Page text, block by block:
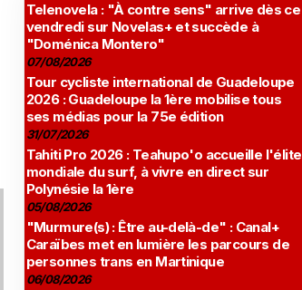
Telenovela : "À contre sens" arrive dès ce
vendredi sur Novelas+ et succède à
"Doménica Montero"
07/08/2026
Tour cycliste international de Guadeloupe
2026 : Guadeloupe la 1ère mobilise tous
ses médias pour la 75e édition
31/07/2026
Tahiti Pro 2026 : Teahupo'o accueille l'élite
mondiale du surf, à vivre en direct sur
Polynésie la 1ère
05/08/2026
"Murmure(s) : Être au-delà-de" : Canal+
Caraïbes met en lumière les parcours de
personnes trans en Martinique
06/08/2026